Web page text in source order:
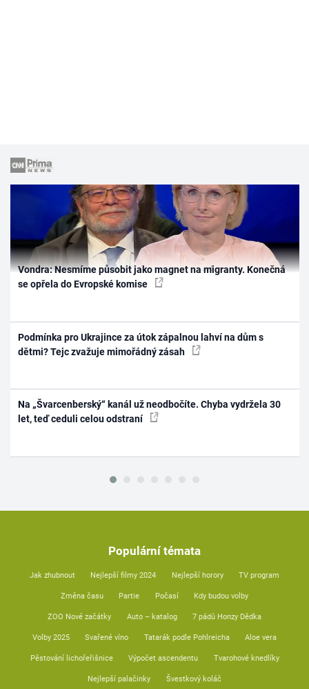
Vondra: Nesmíme působit jako magnet na migranty. Konečná
se opřela do Evropské komise
Podmínka pro Ukrajince za útok zápalnou lahví na dům s
dětmi? Tejc zvažuje mimořádný zásah
Na „Švarcenberský“ kanál už neodbočíte. Chyba vydržela 30
let, teď ceduli celou odstraní
Populární témata
Jak zhubnout Nejlepší filmy 2024 Nejlepší horory TV program
Změna času Partie Počasí Kdy budou volby
ZOO Nové začátky Auto – katalog 7 pádů Honzy Dědka
Volby 2025 Svařené víno Tatarák podle Pohlreicha Aloe vera
Pěstování lichořeřišnice Výpočet ascendentu Tvarohové knedlíky
Nejlepší palačinky Švestkový koláč